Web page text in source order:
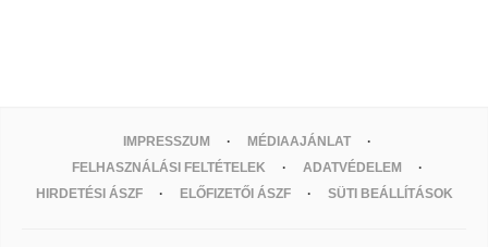
IMPRESSZUM
MÉDIAAJÁNLAT
FELHASZNÁLÁSI FELTÉTELEK
ADATVÉDELEM
HIRDETÉSI ÁSZF
ELŐFIZETŐI ÁSZF SÜTI BEÁLLÍTÁSOK